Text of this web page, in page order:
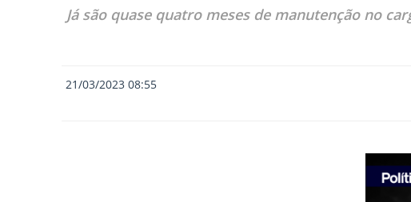
Já são quase quatro meses de manutenção no
21/03/2023 08:55